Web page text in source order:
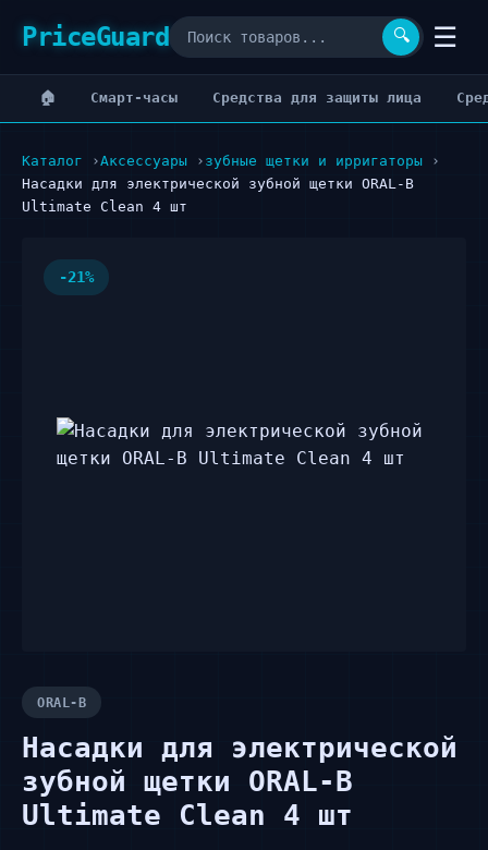
PriceGuard 🔍 ☰
🏠 Cмарт-часы Cредства для защиты лица
Каталог Аксессуары
зубные щетки и ирригаторы
Насадки для электрической зубной щетки ORAL-B
Ultimate Clean 4 шт
-21%
ORAL-B
Насадки для электрической
зубной щетки ORAL-B
Ultimate Clean 4 шт